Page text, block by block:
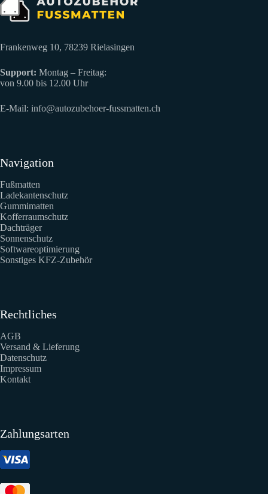
Frankenweg 10, 78239 Rielasingen
Support: Montag – Freitag:
von 9.00 bis 12.00 Uhr
E-Mail: info@autozubehoer-fussmatten.ch
Navigation
Fußmatten
Ladekantenschutz
Gummimatten
Kofferraumschutz
Dachträger
Sonnenschutz
Softwareoptimierung
Sonstiges KFZ-Zubehör
Rechtliches
AGB
Versand & Lieferung
Datenschutz
Impressum
Kontakt
Zahlungsarten